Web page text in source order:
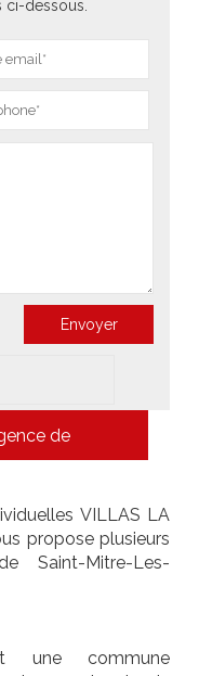
ci-dessous.
de
VILLAS LA
propose plusieurs
Saint-Mitre-Les-
une commune